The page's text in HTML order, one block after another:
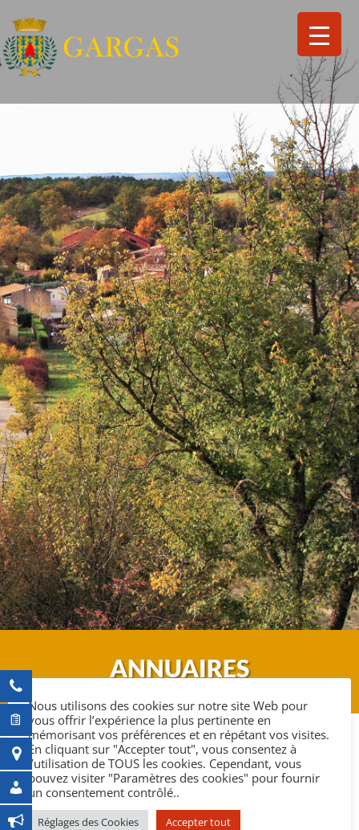
Search
for:
Search Button
ANNUAIRES
Retour
Entreprises
Nous utilisons des cookies sur notre site Web pour
vous offrir l’expérience la plus pertinente en
mémorisant vos préférences et en répétant vos visites.
En cliquant sur "Accepter tout", vous consentez à
l’utilisation de TOUS les cookies. Cependant, vous
pouvez visiter "Paramètres des cookies" pour fournir
un consentement contrôlé..
Réglages des Cookies Accepter tout